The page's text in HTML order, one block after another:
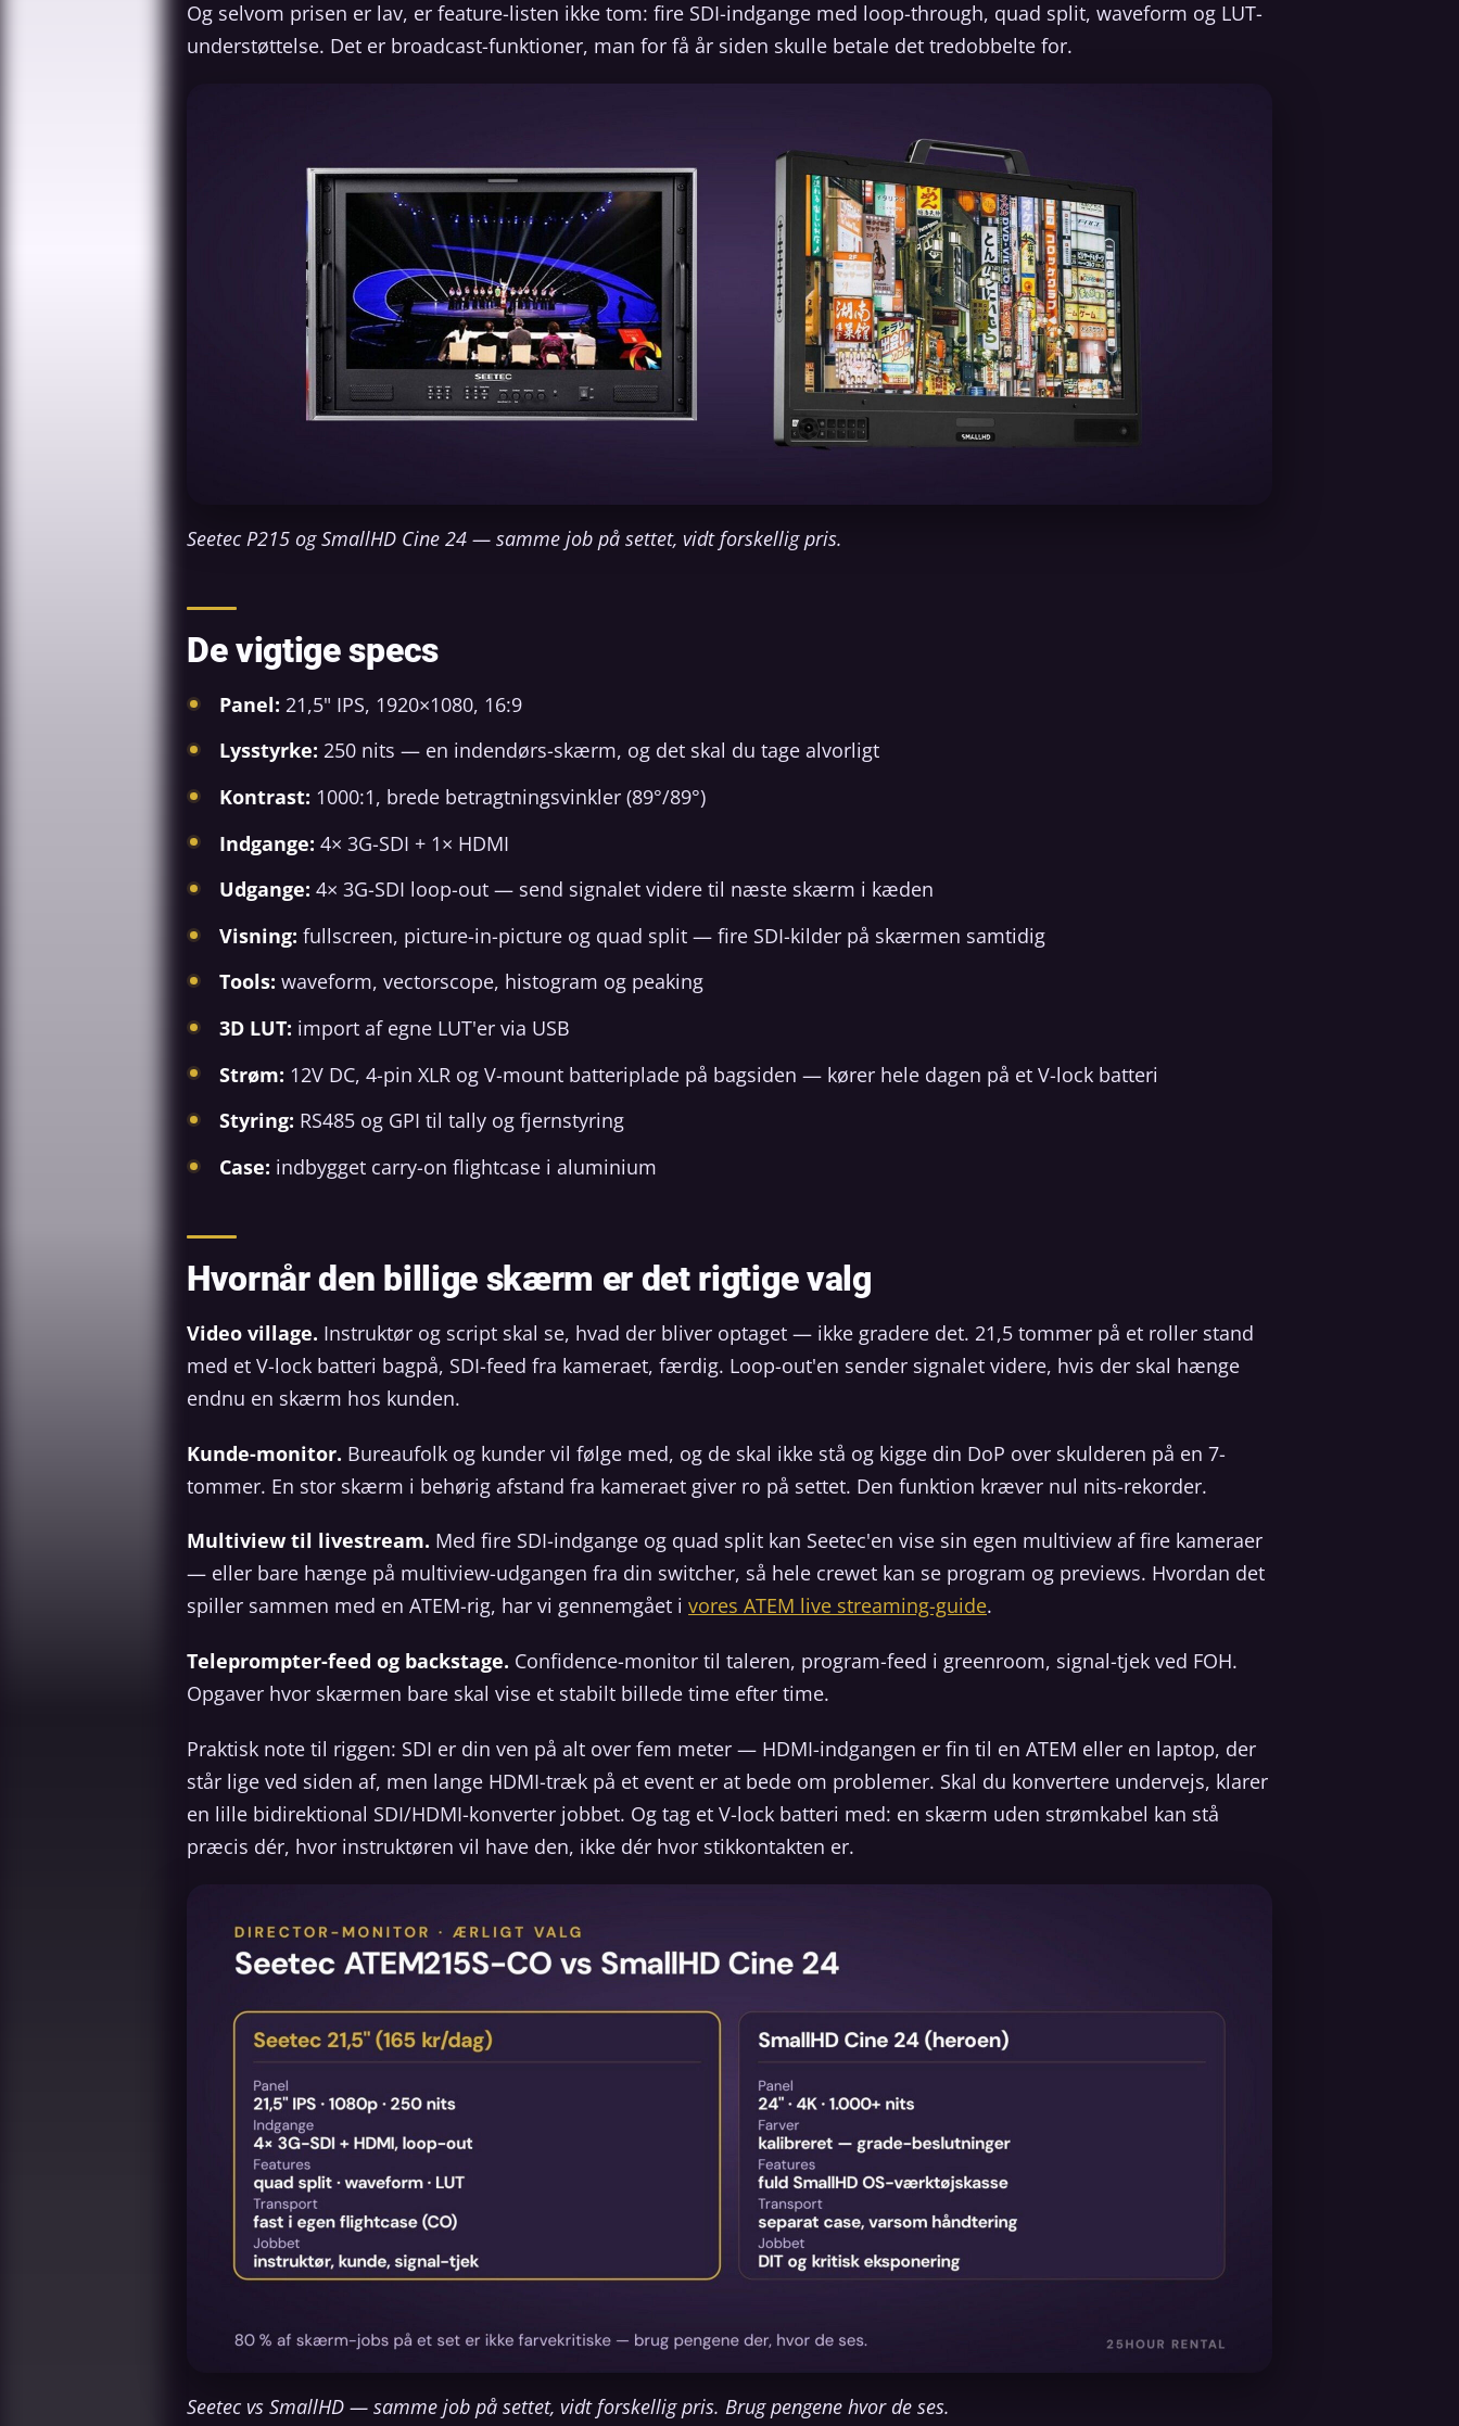
Og selvom prisen er lav, er feature-listen ikke tom: fire SDI-indgange med loop-through, quad split, waveform og LUT-
understøttelse. Det er broadcast-funktioner, man for få år siden skulle betale det tredobbelte for.
Seetec P215 og SmallHD Cine 24 — samme job på settet, vidt forskellig pris.
De vigtige specs
Panel: 21,5" IPS, 1920×1080, 16:9
Lysstyrke: 250 nits — en indendørs-skærm, og det skal du tage alvorligt
Kontrast: 1000:1, brede betragtningsvinkler (89°/89°)
Indgange: 4× 3G-SDI + 1× HDMI
Udgange: 4× 3G-SDI loop-out — send signalet videre til næste skærm i kæden
Visning: fullscreen, picture-in-picture og quad split — fire SDI-kilder på skærmen samtidig
Tools: waveform, vectorscope, histogram og peaking
3D LUT: import af egne LUT'er via USB
Strøm: 12V DC, 4-pin XLR og V-mount batteriplade på bagsiden — kører hele dagen på et V-lock batteri
Styring: RS485 og GPI til tally og fjernstyring
Case: indbygget carry-on flightcase i aluminium
Hvornår den billige skærm er det rigtige valg
Video village. Instruktør og script skal se, hvad der bliver optaget — ikke gradere det. 21,5 tommer på et roller stand
med et V-lock batteri bagpå, SDI-feed fra kameraet, færdig. Loop-out'en sender signalet videre, hvis der skal hænge
endnu en skærm hos kunden.
Kunde-monitor. Bureaufolk og kunder vil følge med, og de skal ikke stå og kigge din DoP over skulderen på en 7-
tommer. En stor skærm i behørig afstand fra kameraet giver ro på settet. Den funktion kræver nul nits-rekorder.
Multiview til livestream. Med fire SDI-indgange og quad split kan Seetec'en vise sin egen multiview af fire kameraer
— eller bare hænge på multiview-udgangen fra din switcher, så hele crewet kan se program og previews. Hvordan det
spiller sammen med en ATEM-rig, har vi gennemgået i vores ATEM live streaming-guide.
Teleprompter-feed og backstage. Confidence-monitor til taleren, program-feed i greenroom, signal-tjek ved FOH.
Opgaver hvor skærmen bare skal vise et stabilt billede time efter time.
Praktisk note til riggen: SDI er din ven på alt over fem meter — HDMI-indgangen er fin til en ATEM eller en laptop, der
står lige ved siden af, men lange HDMI-træk på et event er at bede om problemer. Skal du konvertere undervejs, klarer
en lille bidirektional SDI/HDMI-konverter jobbet. Og tag et V-lock batteri med: en skærm uden strømkabel kan stå
præcis dér, hvor instruktøren vil have den, ikke dér hvor stikkontakten er.
Seetec vs SmallHD — samme job på settet, vidt forskellig pris. Brug pengene hvor de ses.